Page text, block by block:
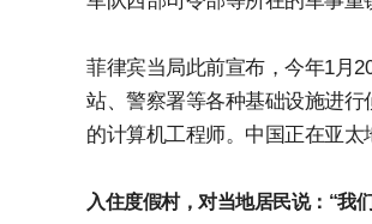
菲律宾当局此前宣布，今年1月
站、警察署等各种基础设施进
的计算机工程师。中国正在亚太
入住度假村，对当地居民说：“我